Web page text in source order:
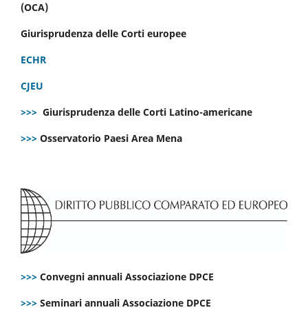
(OCA)
Giurisprudenza delle Corti europee
ECHR
CJEU
>>> Giurisprudenza delle Corti Latino-americane
>>> Osservatorio Paesi Area Mena
>>> Convegni annuali Associazione DPCE
>>> Seminari annuali Associazione DPCE